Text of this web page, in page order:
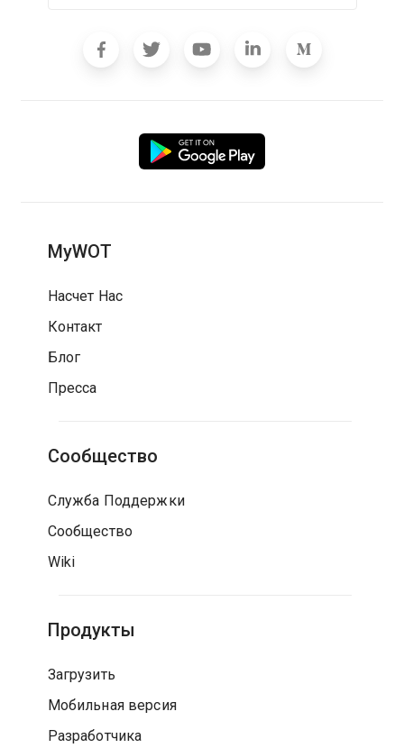
MyWOT
Насчет Нас
Контакт
Блог
Пресса
Сообщество
Служба Поддержки
Сообщество
Wiki
Продукты
Загрузить
Мобильная версия
Разработчика